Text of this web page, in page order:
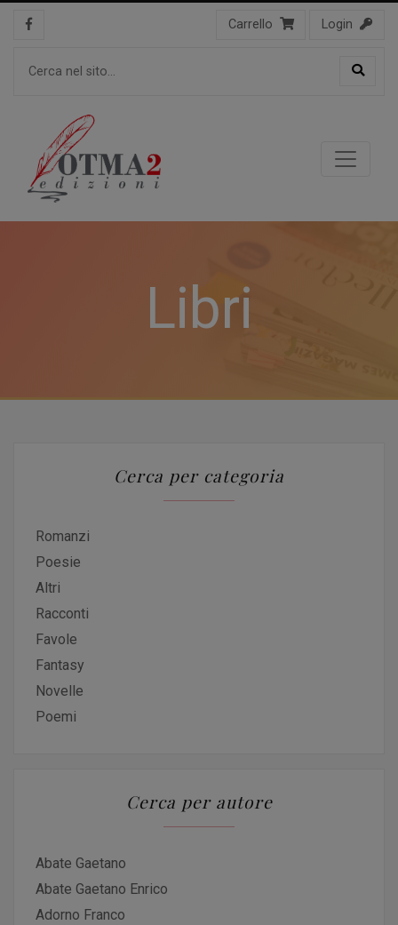
Carrello Login
Libri
Cerca per categoria
Romanzi
Poesie
Altri
Racconti
Favole
Fantasy
Novelle
Poemi
Cerca per autore
Abate Gaetano
Abate Gaetano Enrico
Adorno Franco